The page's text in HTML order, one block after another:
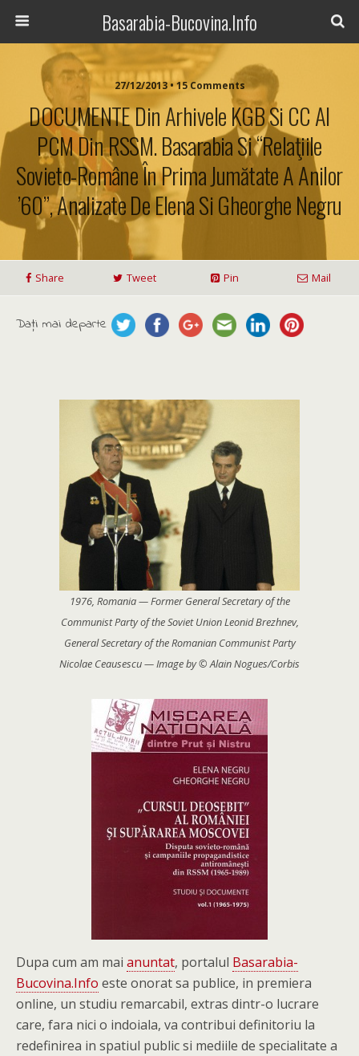
Basarabia-Bucovina.Info
27/12/2013 • 15 Comments
DOCUMENTE Din Arhivele KGB Si CC Al
PCM Din RSSM. Basarabia Si “Relaţiile
Sovieto-Române În Prima Jumătate A Anilor
’60”, Analizate De Elena Si Gheorghe Negru
Share Tweet Pin Mail
Daţi mai departe
1976, Romania — Former General Secretary of the
Communist Party of the Soviet Union Leonid Brezhnev,
General Secretary of the Romanian Communist Party
Nicolae Ceausescu — Image by © Alain Nogues/Corbis
Dupa cum am mai anuntat, portalul Basarabia-
Bucovina.Info este onorat sa publice, in premiera
online, un studiu remarcabil, extras dintr-o lucrare
care, fara nici o indoiala, va contribui definitoriu la
redefinirea in spatiul public si mediile de specialitate a